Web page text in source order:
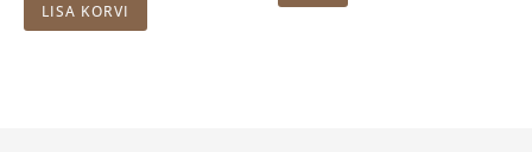
LISA KORVI